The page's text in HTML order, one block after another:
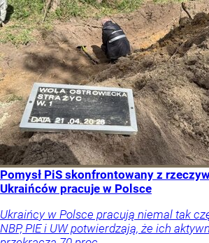
Pomysł PiS skonfrontowany z
Ukraińców pracuje w Polsce
Ukraińcy w Polsce pracują niemal tak
NBP, PIE i UW potwierdzają, że ich